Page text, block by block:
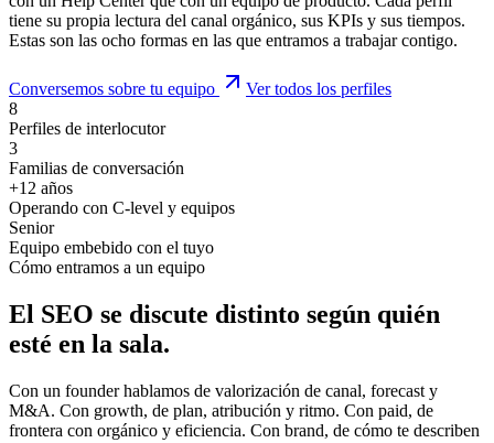
tiene su propia lectura del canal orgánico, sus KPIs y sus tiempos.
Estas son las ocho formas en las que entramos a trabajar contigo.
Conversemos sobre tu equipo
Ver todos los perfiles
8
Perfiles de interlocutor
3
Familias de conversación
+12 años
Operando con C-level y equipos
Senior
Equipo embebido con el tuyo
Cómo entramos a un equipo
El SEO se discute distinto según quién
esté en la sala.
Con un founder hablamos de valorización de canal, forecast y
M&A. Con growth, de plan, atribución y ritmo. Con paid, de
frontera con orgánico y eficiencia. Con brand, de cómo te describen